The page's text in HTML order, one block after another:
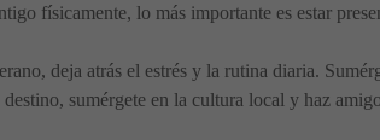
físicamente, lo más importante es estar
deja atrás el estrés y la rutina diaria.
sumérgete en la cultura local y haz